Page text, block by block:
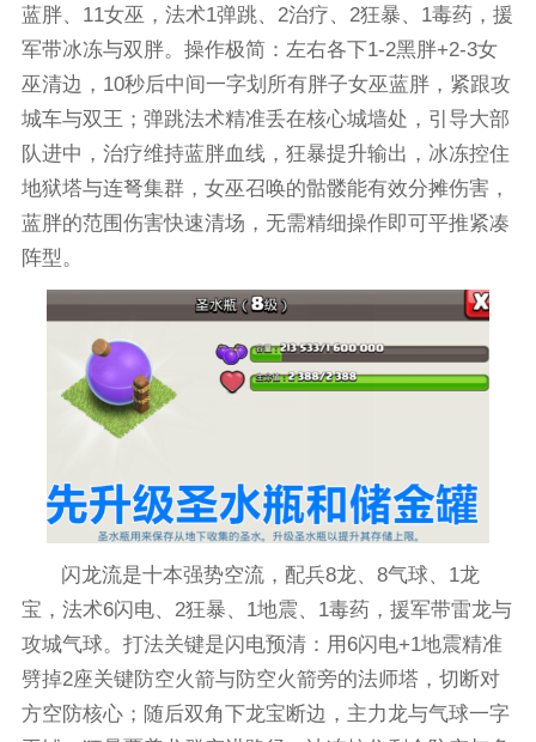
蓝胖、11女巫，法术1弹跳、2治疗、2狂暴、1毒药，援
军带冰冻与双胖。操作极简：左右各下1-2黑胖+2-3女
巫清边，10秒后中间一字划所有胖子女巫蓝胖，紧跟攻
城车与双王；弹跳法术精准丢在核心城墙处，引导大部
队进中，治疗维持蓝胖血线，狂暴提升输出，冰冻控住
地狱塔与连弩集群，女巫召唤的骷髅能有效分摊伤害，
蓝胖的范围伤害快速清场，无需精细操作即可平推紧凑
阵型。
闪龙流是十本强势空流，配兵8龙、8气球、1龙
宝，法术6闪电、2狂暴、1地震、1毒药，援军带雷龙与
攻城气球。打法关键是闪电预清：用6闪电+1地震精准
劈掉2座关键防空火箭与防空火箭旁的法师塔，切断对
方空防核心；随后双角下龙宝断边，主力龙与气球一字